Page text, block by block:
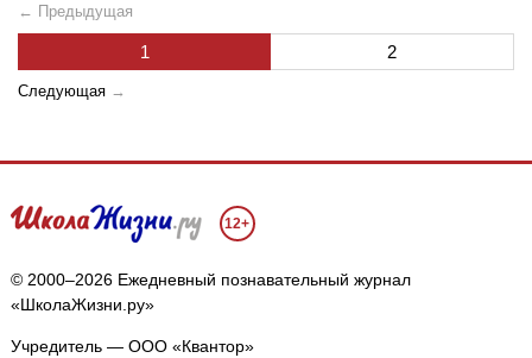
← Предыдущая
1 2
Следующая →
12+
© 2000–2026 Ежедневный познавательный журнал
«ШколаЖизни.ру»
Учредитель — ООО «Квантор»